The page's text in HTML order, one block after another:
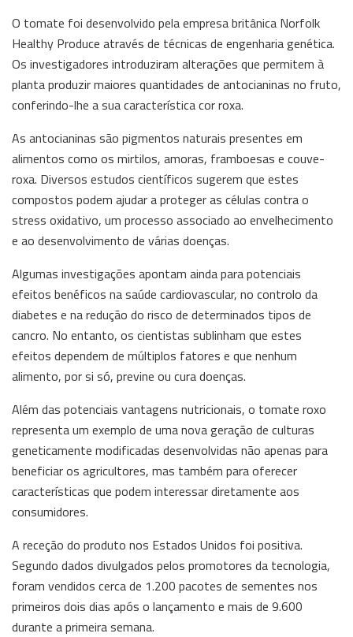
O tomate foi desenvolvido pela empresa britânica Norfolk
Healthy Produce através de técnicas de engenharia genética.
Os investigadores introduziram alterações que permitem à
planta produzir maiores quantidades de antocianinas no fruto,
conferindo-lhe a sua característica cor roxa.
As antocianinas são pigmentos naturais presentes em
alimentos como os mirtilos, amoras, framboesas e couve-
roxa. Diversos estudos científicos sugerem que estes
compostos podem ajudar a proteger as células contra o
stress oxidativo, um processo associado ao envelhecimento
e ao desenvolvimento de várias doenças.
Algumas investigações apontam ainda para potenciais
efeitos benéficos na saúde cardiovascular, no controlo da
diabetes e na redução do risco de determinados tipos de
cancro. No entanto, os cientistas sublinham que estes
efeitos dependem de múltiplos fatores e que nenhum
alimento, por si só, previne ou cura doenças.
Além das potenciais vantagens nutricionais, o tomate roxo
representa um exemplo de uma nova geração de culturas
geneticamente modificadas desenvolvidas não apenas para
beneficiar os agricultores, mas também para oferecer
características que podem interessar diretamente aos
consumidores.
A receção do produto nos Estados Unidos foi positiva.
Segundo dados divulgados pelos promotores da tecnologia,
foram vendidos cerca de 1.200 pacotes de sementes nos
primeiros dois dias após o lançamento e mais de 9.600
durante a primeira semana.